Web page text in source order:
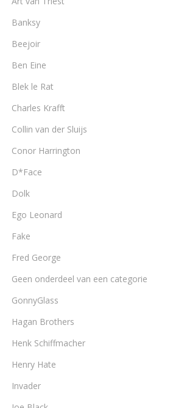
Banksy
Beejoir
Ben Eine
Blek le Rat
Charles Krafft
Collin van der Sluijs
Conor Harrington
D*Face
Dolk
Ego Leonard
Fake
Fred George
Geen onderdeel van een categorie
GonnyGlass
Hagan Brothers
Henk Schiffmacher
Henry Hate
Invader